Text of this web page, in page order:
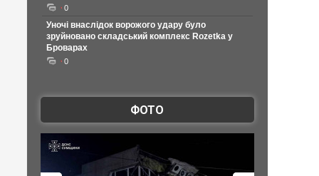
0
Уночі внаслідок ворожого удару було
зруйновано складський комплекс Rozetka у
Броварах
0
ФОТО